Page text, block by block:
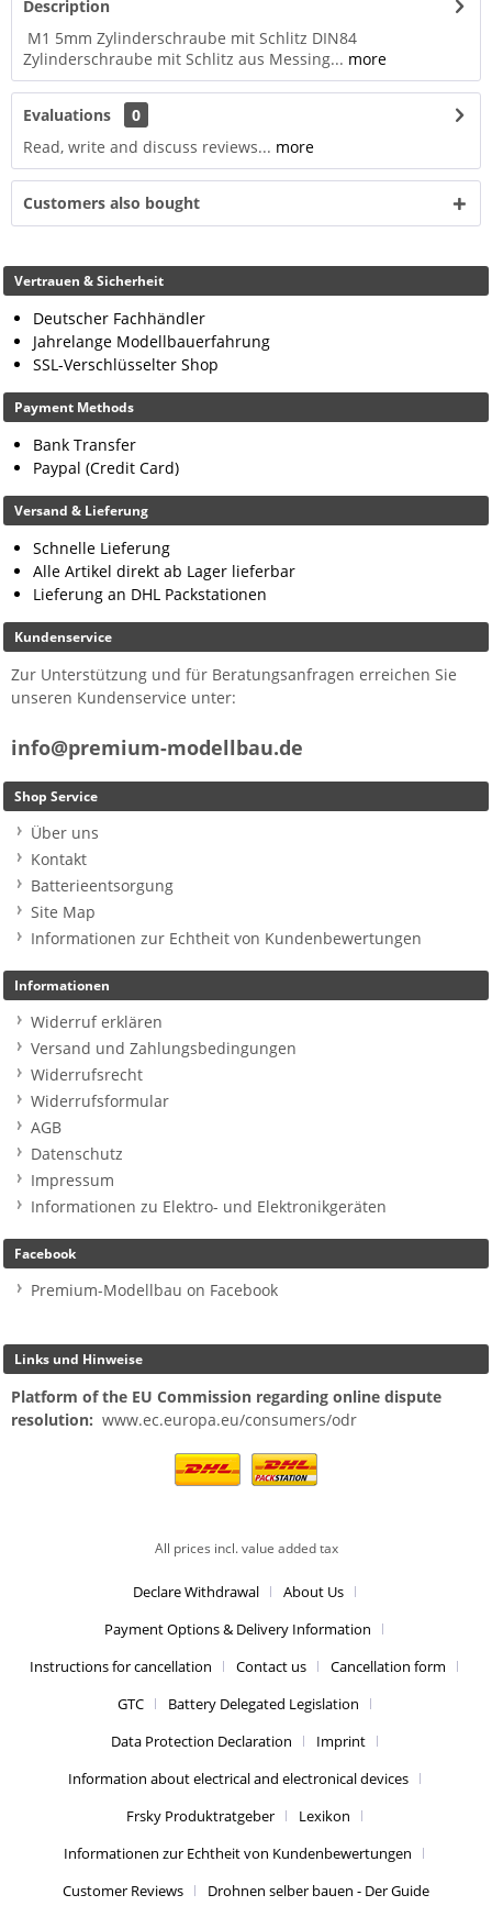
Description
M1 5mm Zylinderschraube mit Schlitz DIN84
Zylinderschraube mit Schlitz aus Messing... more
Evaluations
0
Read, write and discuss reviews... more
Customers also bought
Vertrauen & Sicherheit
Deutscher Fachhändler
Jahrelange Modellbauerfahrung
SSL-Verschlüsselter Shop
Payment Methods
Bank Transfer
Paypal (Credit Card)
Versand & Lieferung
Schnelle Lieferung
Alle Artikel direkt ab Lager lieferbar
Lieferung an DHL Packstationen
Kundenservice
Zur Unterstützung und für Beratungsanfragen erreichen Sie
unseren Kundenservice unter:
info@premium-modellbau.de
Shop Service
Über uns
Kontakt
Batterieentsorgung
Site Map
Informationen zur Echtheit von Kundenbewertungen
Informationen
Widerruf erklären
Versand und Zahlungsbedingungen
Widerrufsrecht
Widerrufsformular
AGB
Datenschutz
Impressum
Informationen zu Elektro- und Elektronikgeräten
Facebook
Premium-Modellbau on Facebook
Links und Hinweise
Platform of the EU Commission regarding online dispute
resolution: www.ec.europa.eu/consumers/odr
All prices incl. value added tax
Declare Withdrawal
About Us
Payment Options & Delivery Information
Instructions for cancellation
Contact us
Cancellation form
GTC
Battery Delegated Legislation
Data Protection Declaration
Imprint
Information about electrical and electronical devices
Frsky Produktratgeber
Lexikon
Informationen zur Echtheit von Kundenbewertungen
Customer Reviews
Drohnen selber bauen - Der Guide